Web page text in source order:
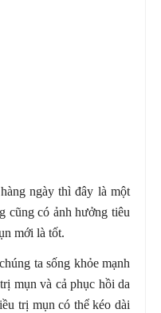
ngày thì đây là một
cũng có ảnh hưởng tiêu
mới là tốt.
ta sống khỏe mạnh
mụn và cả phục hồi da
trị mụn có thể kéo dài